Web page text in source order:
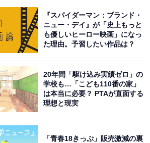
『スパイダーマン：ブランド・
ニュー・デイ』が「史上もっと
も優しいヒーロー映画」になっ
た理由。予習したい作品は？
20年間「駆け込み実績ゼロ」の
学校も…「こども110番の家」
は本当に必要？ PTAが直面する
理想と現実
「青春18きっぷ」販売激減の裏